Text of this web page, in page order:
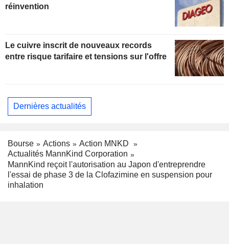
réinvention
Le cuivre inscrit de nouveaux records
entre risque tarifaire et tensions sur l'offre
Dernières actualités
Bourse Actions
Action MNKD
Actualités MannKind Corporation
MannKind reçoit l'autorisation au Japon d'entreprendre
l'essai de phase 3 de la Clofazimine en suspension pour
inhalation